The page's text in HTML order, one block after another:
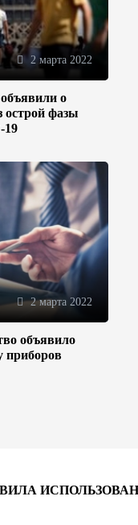
2 марта 2022
о
острой фазы
19
2 марта 2022
объявило
приборов